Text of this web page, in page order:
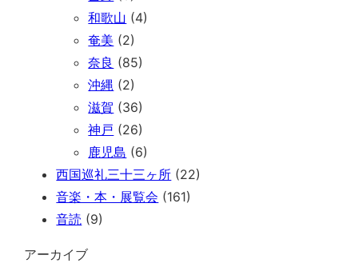
和歌山 (4)
奄美 (2)
奈良 (85)
沖縄 (2)
滋賀 (36)
神戸 (26)
鹿児島 (6)
西国巡礼三十三ヶ所 (22)
音楽・本・展覧会 (161)
音読 (9)
アーカイブ